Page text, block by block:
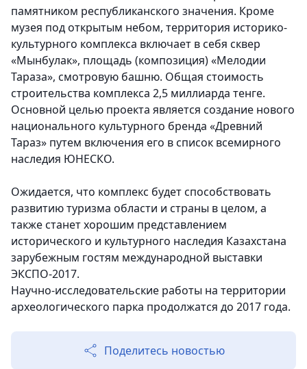
памятником республиканского значения. Кроме
музея под открытым небом, территория историко-
культурного комплекса включает в себя сквер
«Мынбулак», площадь (композиция) «Мелодии
Тараза», смотровую башню. Общая стоимость
строительства комплекса 2,5 миллиарда тенге.
Основной целью проекта является создание нового
национального культурного бренда «Древний
Тараз» путем включения его в список всемирного
наследия ЮНЕСКО.
Ожидается, что комплекс будет способствовать
развитию туризма области и страны в целом, а
также станет хорошим представлением
исторического и культурного наследия Казахстана
зарубежным гостям международной выставки
ЭКСПО-2017.
Научно-исследовательские работы на территории
археологического парка продолжатся до 2017 года.
Поделитесь новостью